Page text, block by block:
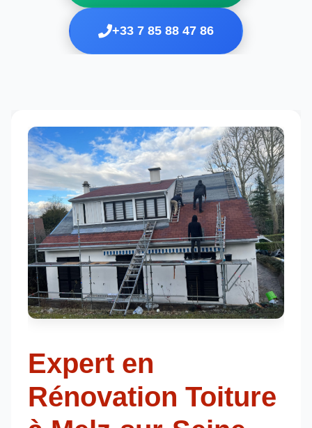
+33 7 85 88 47 86
Expert en
Rénovation Toiture